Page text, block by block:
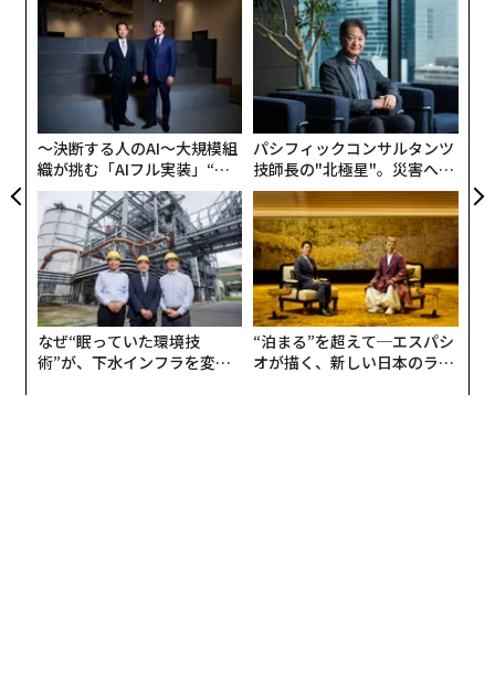
〜決断する人のAI〜大規模組
織が挑む「AIフル実装」“使
う”企業から“動く”企業へ【N
TTドコモビジネス×PwC】
パシフィックコンサルタンツ
技師長の"北極星"。災害への
無力感を乗り越え見つけた、
防災一筋20年の答え
なぜ“眠っていた環境技
術”が、下水インフラを変え
“泊まる”を超えて─エスパシ
オが描く、新しい日本のラグ